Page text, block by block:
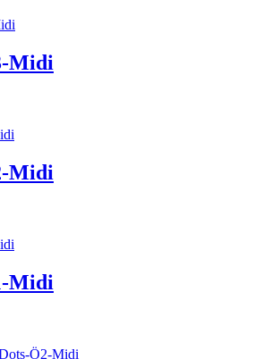
Midi
Midi
Midi